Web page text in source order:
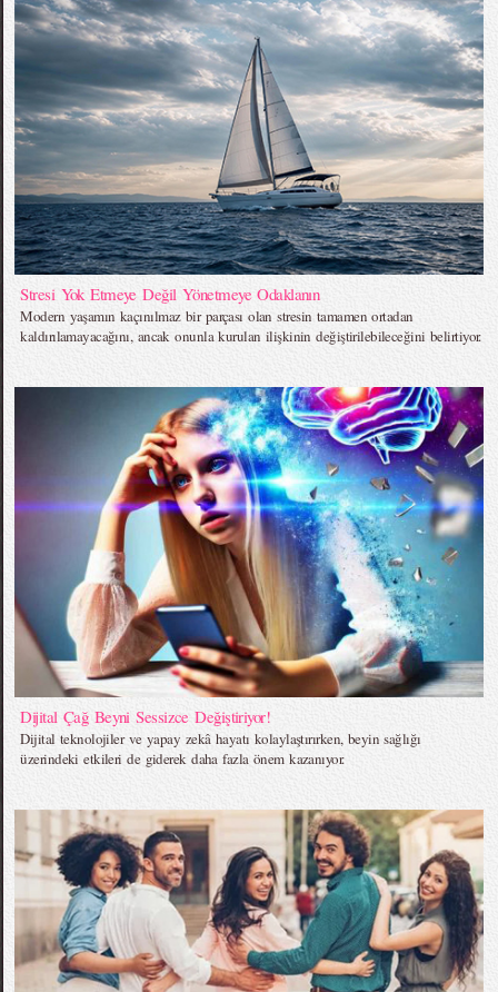
Stresi Yok Etmeye Değil Yönetmeye Odaklanın
Modern yaşamın kaçınılmaz bir parçası olan stresin tamamen ortadan
kaldırılamayacağını, ancak onunla kurulan ilişkinin değiştirilebileceğini belirtiyor.
Dijital Çağ Beyni Sessizce Değiştiriyor!
Dijital teknolojiler ve yapay zekâ hayatı kolaylaştırırken, beyin sağlığı
üzerindeki etkileri de giderek daha fazla önem kazanıyor.